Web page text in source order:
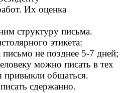
Их оценка
структуру письма.
этикета:
не позднее 5-7 дней;
можно писать в тех
привыкли общаться.
сдержанно.